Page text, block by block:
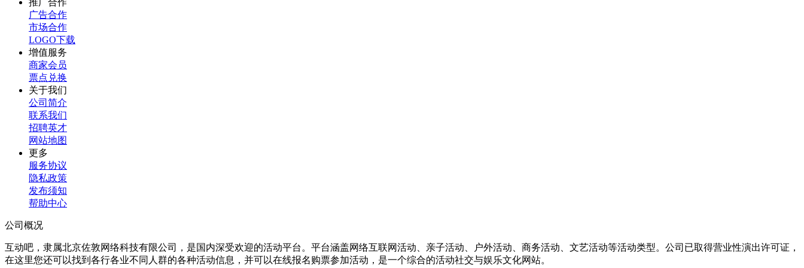
推广合作
广告合作
市场合作
LOGO下载
增值服务
商家会员
票点兑换
关于我们
公司简介
联系我们
招聘英才
网站地图
更多
服务协议
隐私政策
发布须知
帮助中心
公司概况
互动吧，隶属北京佐敦网络科技有限公司，是国内深受欢迎的活动平台。平台涵盖网络互联网活动、亲子活动、户外活动、商务活动、文艺活动等活动类型。公司已取得营业性演出许可证，
在这里您还可以找到各行各业不同人群的各种活动信息，并可以在线报名购票参加活动，是一个综合的活动社交与娱乐文化网站。